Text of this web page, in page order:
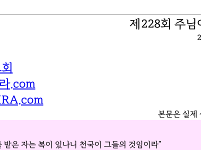
제228회 주
.com
본문은 실제
받은 자는 복이 있나니 천국이 그들의 것임이라”